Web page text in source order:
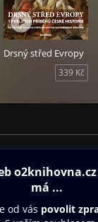
Drsný střed Evropy
339 Kč